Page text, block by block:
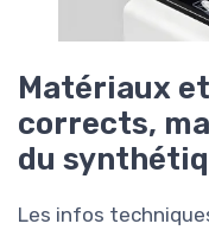
Matériaux
corrects,
du
Les infos